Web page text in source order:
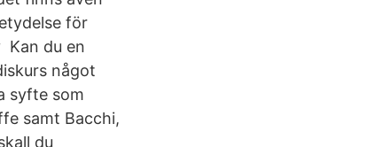
för
Kan du en
något
syfte som
samt Bacchi,
du